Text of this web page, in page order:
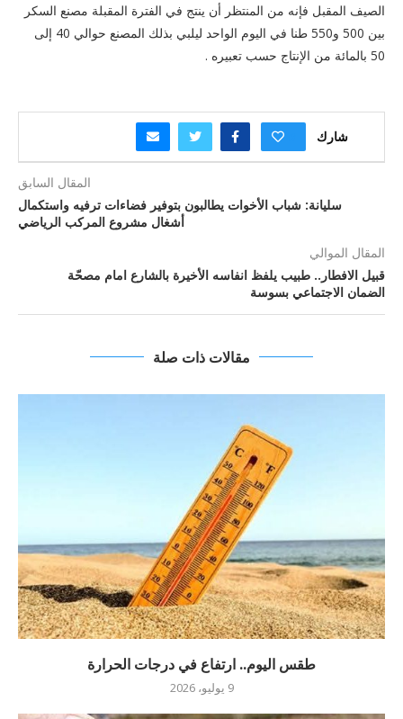
الصيف المقبل فإنه من المنتظر أن ينتج في الفترة المقبلة مصنع السكر
بين 500 و550 طنا في اليوم الواحد ليلبي بذلك المصنع حوالي 40 إلى
50 بالمائة من الإنتاج حسب تعبيره .
شارك
المقال السابق
سليانة: شباب الأخوات يطالبون بتوفير فضاءات ترفيه واستكمال
أشغال مشروع المركب الرياضي
المقال الموالي
قبيل الافطار.. طبيب يلفظ انفاسه الأخيرة بالشارع امام مصحّة
الضمان الاجتماعي بسوسة
مقالات ذات صلة
طقس اليوم.. ارتفاع في درجات الحرارة
9 يوليو، 2026